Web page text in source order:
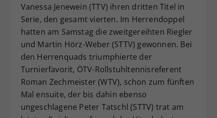
Vanessa Jenewein (TTV) ihren dritten Titel in
Serie, den gesamt vierten. Im Herrendoppel
hatten am Samstag die zweitgereihten Riegler
und Martin Hörz-Weber (STTV) gewonnen. Bei
den Herrenquads triumphierte der
Turnierfavorit, ÖTV-Rollstuhltennisreferent
Roman Zechmeister (WTV), schon zum fünften
Mal ensuite, der bis dahin ebenso
ungeschlagene Peter Tatschl (STTV) trat am